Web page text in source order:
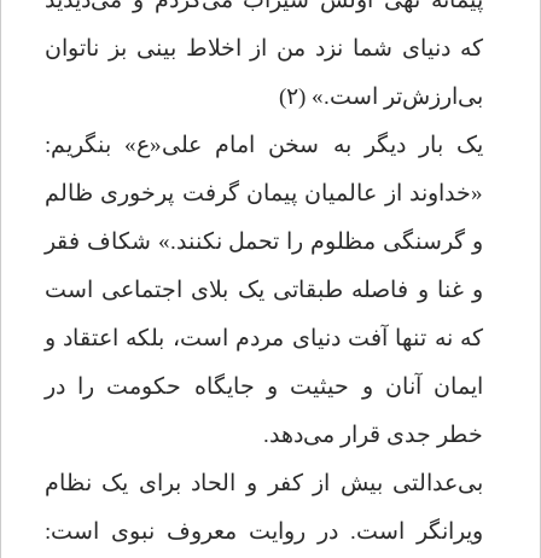
که دنیای شما نزد من از اخلاط بینی بز ناتوان
بی‌ارزش‌تر است.» (۲)
یک بار دیگر به سخن امام علی«ع» بنگریم:
«خداوند از عالمیان پیمان گرفت پرخوری ظالم
و گرسنگی مظلوم را تحمل نکنند.» شکاف فقر
و غنا و فاصله طبقاتی یک بلای اجتماعی است
که نه تنها آفت دنیای مردم است، بلکه اعتقاد و
ایمان آنان و حیثیت و جایگاه حکومت را در
خطر جدی قرار می‌دهد.
بی‌عدالتی بیش از کفر و الحاد برای یک نظام
ویرانگر است. در روایت معروف نبوی است: